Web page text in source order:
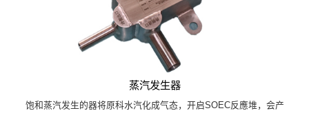
蒸汽发生器
饱和蒸汽发生的器将原科水汽化成气态，开启SOEC反應堆，会产